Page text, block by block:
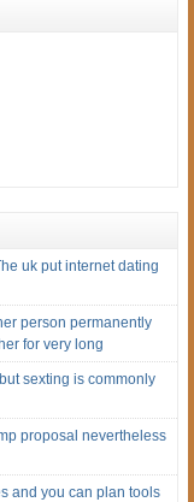
uk put internet dating
person permanently
for very long
sexting is commonly
proposal nevertheless
and you can plan tools